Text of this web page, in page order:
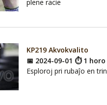
plene racie
KP219 Akvokvalito
📅 2024-09-01 ⏱ 1
Esploroj pri rubaĵo en